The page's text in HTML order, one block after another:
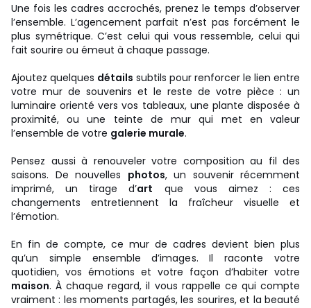
Une fois les cadres accrochés, prenez le temps d’observer
l’ensemble. L’agencement parfait n’est pas forcément le
plus symétrique. C’est celui qui vous ressemble, celui qui
fait sourire ou émeut à chaque passage.
Ajoutez quelques détails subtils pour renforcer le lien entre
votre mur de souvenirs et le reste de votre pièce : un
luminaire orienté vers vos tableaux, une plante disposée à
proximité, ou une teinte de mur qui met en valeur
l’ensemble de votre galerie murale.
Pensez aussi à renouveler votre composition au fil des
saisons. De nouvelles photos, un souvenir récemment
imprimé, un tirage d’art que vous aimez : ces
changements entretiennent la fraîcheur visuelle et
l’émotion.
En fin de compte, ce mur de cadres devient bien plus
qu’un simple ensemble d’images. Il raconte votre
quotidien, vos émotions et votre façon d’habiter votre
maison. À chaque regard, il vous rappelle ce qui compte
vraiment : les moments partagés, les sourires, et la beauté